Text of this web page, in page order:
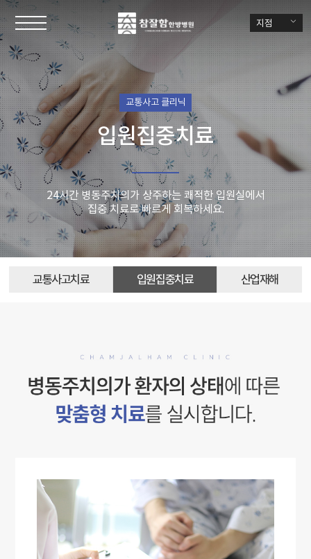
지점
교통사고 클리닉
입원집중치료
24시간 병동주치의가 상주하는 쾌적한 입원실에서
집중 치료로 빠르게 회복하세요.
교통사고치료 입원집중치료 산업재해